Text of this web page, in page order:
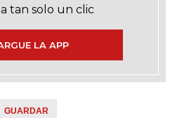
tan solo un clic
LA APP
GUARDAR